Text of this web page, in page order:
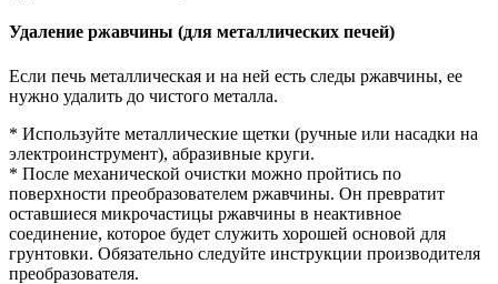
Удаление ржавчины (для металлических печей)
Если печь металлическая и на ней есть следы ржавчины, ее
нужно удалить до чистого металла.
* Используйте металлические щетки (ручные или насадки на
электроинструмент), абразивные круги.
* После механической очистки можно пройтись по
поверхности преобразователем ржавчины. Он превратит
оставшиеся микрочастицы ржавчины в неактивное
соединение, которое будет служить хорошей основой для
грунтовки. Обязательно следуйте инструкции производителя
преобразователя.